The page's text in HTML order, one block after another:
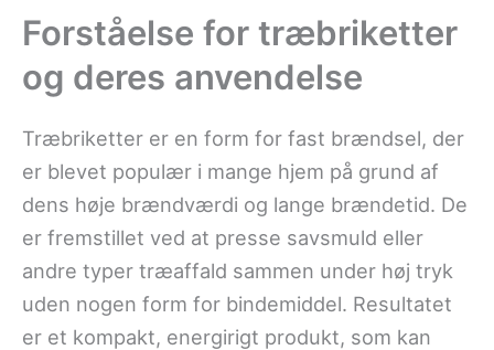
Forståelse for træbriketter
og deres anvendelse
Træbriketter er en form for fast brændsel, der
er blevet populær i mange hjem på grund af
dens høje brændværdi og lange brændetid. De
er fremstillet ved at presse savsmuld eller
andre typer træaffald sammen under høj tryk
uden nogen form for bindemiddel. Resultatet
er et kompakt, energirigt produkt, som kan